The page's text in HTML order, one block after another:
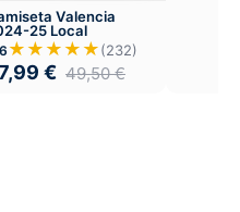
Valencia
25 Local
★★★★★(232)
€ 49,50€